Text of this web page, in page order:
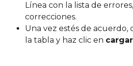
Línea con la lista de
correcciones.
Una vez estés de
la tabla y haz clic en